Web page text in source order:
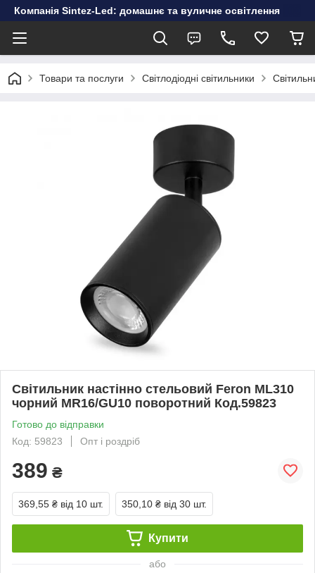
Компанія Sintez-Led: домашнє та вуличне освітлення
Товари та послуги Світлодіодні світильники
Світильник настінно стельовий Feron ML310
чорний MR16/GU10 поворотний Код.59823
Готово до відправки
Код: 59823
Опт і роздріб
389 ₴
369,55 ₴ від 10 шт. 350,10 ₴ від 30 шт.
Купити
або